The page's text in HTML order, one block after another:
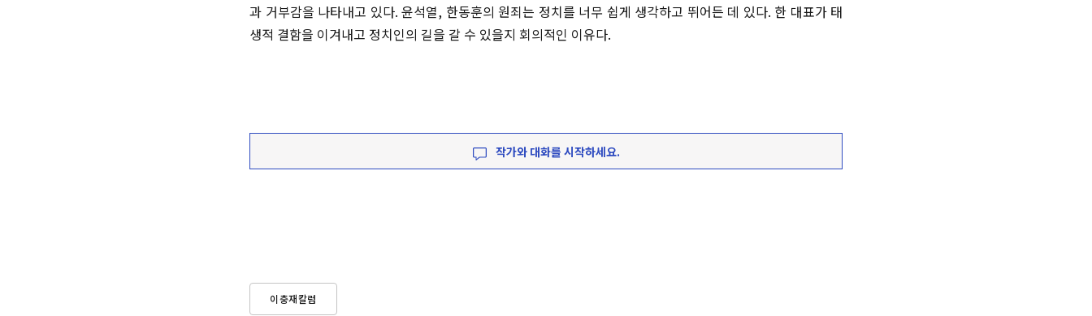
과 거부감을 나타내고 있다. 윤석열, 한동훈의 원죄는 정치를 너무 쉽게 생각하고 뛰어든 데 있다. 한 대표가 태
생적 결함을 이겨내고 정치인의 길을 갈 수 있을지 회의적인 이유다.
작가와 대화를 시작하세요.
이충재칼럼